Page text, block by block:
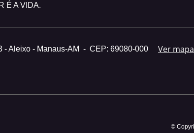
É A VIDA.
- Aleixo - Manaus-AM - CEP: 69080-000 Ver mapa
©